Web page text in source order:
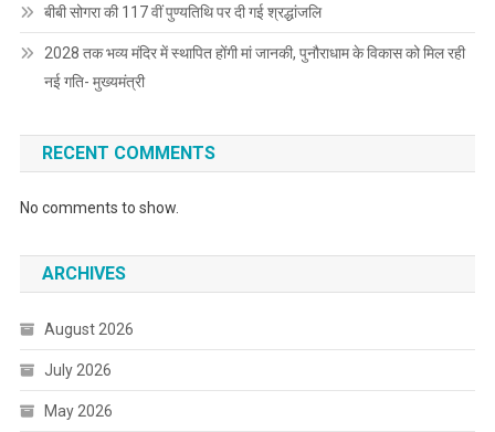
बीबी सोगरा की 117 वीं पुण्यतिथि पर दी गई श्रद्धांजलि
2028 तक भव्य मंदिर में स्थापित होंगी मां जानकी, पुनौराधाम के विकास को मिल रही
नई गति- मुख्यमंत्री
RECENT COMMENTS
No comments to show.
ARCHIVES
August 2026
July 2026
May 2026